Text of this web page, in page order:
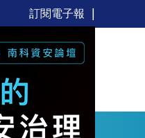
訂閱電子報
活動